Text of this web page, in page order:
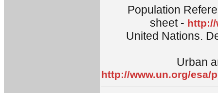
Population
sheet - http://
United Nations.
Urban
http://www.un.org/esa/